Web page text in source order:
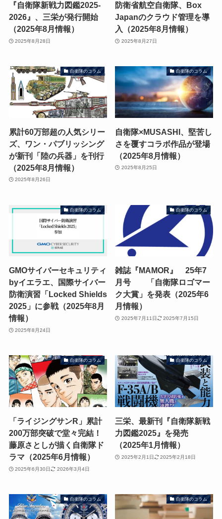
『自衛隊新戦力図鑑2025-
2026』、三栄が発行開始
（2025年8月情報）
2025年8月28日
防衛省航空自衛隊、Box
Japanのクラウド管理を導
入（2025年8月情報）
2025年8月27日
自衛隊のコラム
累計60万部超の人気シリー
ズ、ワン・パブリッシング
が新刊「陸の兵器」を刊行
（2025年8月情報）
2025年8月26日
自衛隊のコラム
自衛隊×MUSASHI、堅苦し
さを覆すコラボ作品が登場
（2025年8月情報）
2025年8月25日
自衛隊のコラム
GMOサイバーセキュリティ
byイエラエ、国際サイバー
防衛演習「Locked Shields
2025」に参戦（2025年8月
情報）
2025年8月24日
自衛隊のコラム
雑誌『MAMOR』 25年7
⽉号 「自衛隊ロゴマー
ク大賞」を発表（2025年6
月情報）
2025年7月11日 2025年7月15日
自衛隊のコラム
「ライジングサンR」累計
200万部突破で堂々完結！
藤原さとしが描く自衛隊ド
ラマ（2025年6月情報）
2025年6月30日 2026年3月4日
自衛隊のコラム
三栄、最新刊『自衛隊新戦
力図鑑2025』を発売
（2025年1月情報）
2025年2月1日 2025年2月18日
自衛隊のコラム 自衛隊のコラム